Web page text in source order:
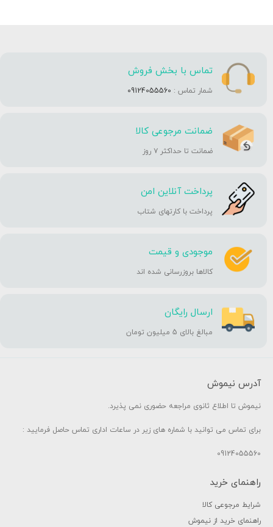
تماس با بخش فروش
شمار تماس : 09124055560
ضمانت مرجوعی کالا
ضمانت تا حداکثر ۷ روز
پرداخت آنلاین امن
پرداخت با کارتهای شتاب
موجودی و قیمت
کالاها بروزرسانی شده اند
ارسال رایگان
مبالغ بالای 5 میلیون تومان
آدرس نیموش
نیموش تا اطلاع ثانوی مراجعه حضوری نمی پذیرد.
برای تماس می توانید با شماره های زیر در ساعات اداری تماس حاصل فرمایید :
09124055560
راهنمای خرید
شرایط مرجوعی کالا
راهنمای خرید از نیموش